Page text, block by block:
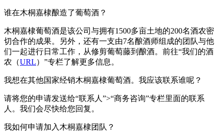
谁在木桐嘉棣酿造了葡萄酒？
木桐嘉棣葡萄酒是该公司与拥有1500多亩土地的200名酒农密
切合作的成果。另外，还有一支由7名酿酒师组成的团队与他
们一起进行日常工作，从修剪葡萄藤到酿酒。前往“我们的酒
农（URL）”专栏了解更多信息。
我想在其他国家经销木桐嘉棣葡萄酒。我应该联系谁呢？
请将您的申请发送给“联系人”>“商务咨询”专栏里面的联系
人。我们会尽快给您回复。
我如何申请加入木桐嘉棣团队？